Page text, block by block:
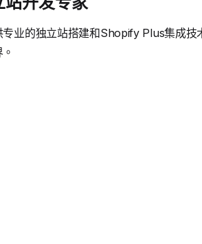
业的独立站搭建和Shopify Plus集成